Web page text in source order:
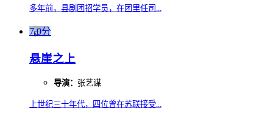
多年前，县剧团招学员，在团里任司...
7.0分
悬崖之上
导演： 张艺谋
上世纪三十年代，四位曾在苏联接受...